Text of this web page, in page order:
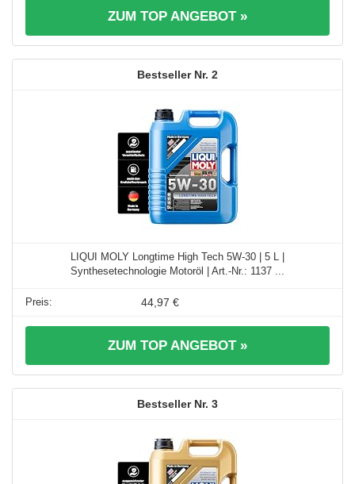
ZUM TOP ANGEBOT »
2
LIQUI MOLY Longtime High Tech 5W-30 | 5 L |
Synthesetechnologie Motoröl | Art.-Nr.: 1137 ...
44,97 €
ZUM TOP ANGEBOT »
3